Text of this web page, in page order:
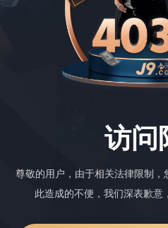
访问
尊敬的用户，由于相关法律限制
此造成的不便，我们深表歉意